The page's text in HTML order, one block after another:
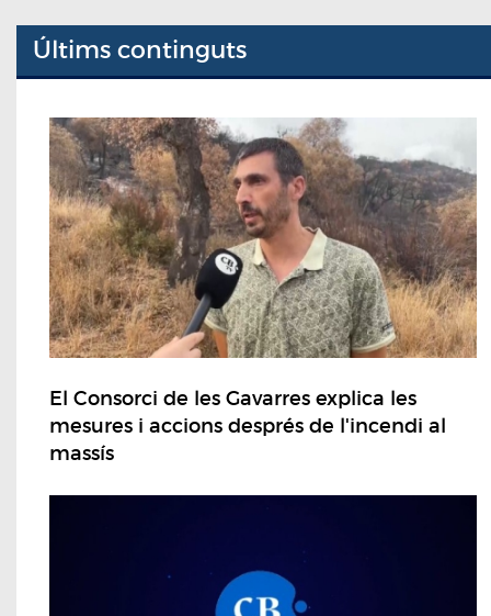
Últims continguts
El Consorci de les Gavarres explica les
mesures i accions després de l'incendi al
massís